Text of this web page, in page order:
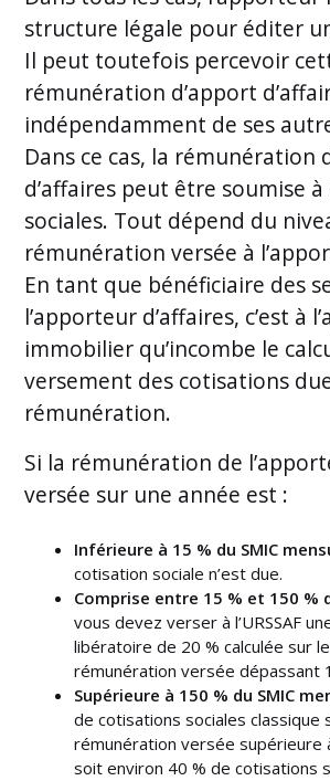
structure légale pour éditer
Il peut toutefois percevoir
rémunération d’apport
indépendamment de ses
Dans ce cas, la rémunération
d’affaires peut être soumise
sociales. Tout dépend du
rémunération versée à
En tant que bénéficiaire des
l’apporteur d’affaires, c’est à
immobilier qu’incombe le
versement des cotisations
rémunération.
Si la rémunération de
versée sur une année est :
Inférieure à 15 % du SMIC
cotisation sociale n’est due.
Comprise entre 15 % et 150 %
vous devez verser à l’URSSAF
libératoire de 20 % calculée sur
rémunération versée dépassant
Supérieure à 150 % du SMIC
de cotisations sociales classique
rémunération versée supérieure
soit environ 40 % de cotisations